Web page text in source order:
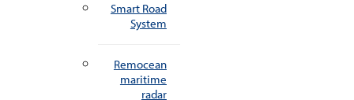
Smart Road
System
Remocean
maritime
radar